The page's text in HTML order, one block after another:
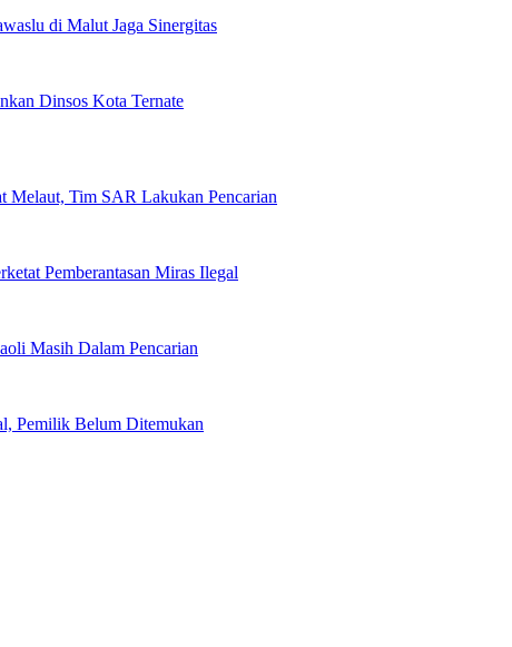
di Malut Jaga Sinergitas
Dinsos Kota Ternate
Melaut, Tim SAR Lakukan Pencarian
Pemberantasan Miras Ilegal
Masih Dalam Pencarian
Pemilik Belum Ditemukan